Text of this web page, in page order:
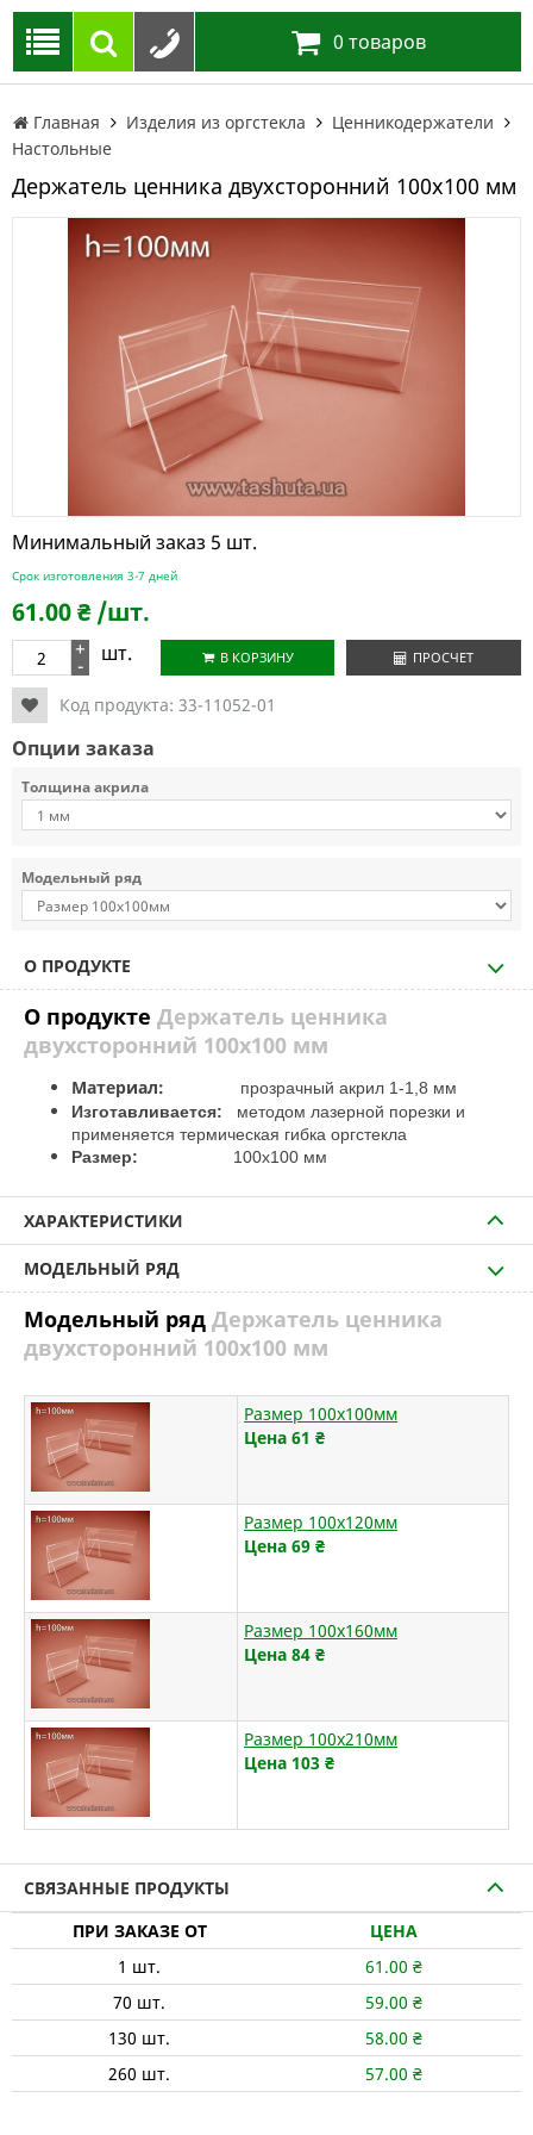
0 товаров
Главная Изделия из оргстекла
Ценникодержатели
Настольные
Держатель ценника двухсторонний 100х100 мм
Минимальный заказ 5 шт.
Срок изготовления 3-7 дней
61.00₴ /шт.
+
- шт. В КОРЗИНУ ПРОСЧЕТ
Код продукта: 33-11052-01
Опции заказа
Толщина акрила
Модельный ряд
О ПРОДУКТЕ
О продукте Держатель ценника
двухсторонний 100х100 мм
Материал:
прозрачный акрил 1-1,8 мм
Изготавливается: методом лазерной порезки и
применяется термическая гибка оргстекла
Размер: 100х100 мм
ХАРАКТЕРИСТИКИ
МОДЕЛЬНЫЙ РЯД
Модельный ряд Держатель ценника
двухсторонний 100х100 мм
Размер 100х100мм
Цена 61 ₴
Размер 100х120мм
Цена 69 ₴
Размер 100х160мм
Цена 84 ₴
Размер 100х210мм
Цена 103 ₴
СВЯЗАННЫЕ ПРОДУКТЫ
ПРИ ЗАКАЗЕ ОТ
ЦЕНА
1 шт. 61.00 ₴
70 шт. 59.00 ₴
130 шт. 58.00 ₴
260 шт. 57.00 ₴